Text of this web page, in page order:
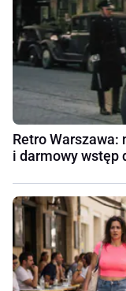
Retro Warszawa:
i darmowy wstęp